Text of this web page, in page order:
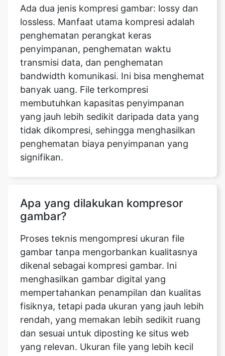
penyimpanan, penghematan waktu
transmisi data, dan penghematan
bandwidth komunikasi. Ini bisa menghemat
banyak uang. File terkompresi
membutuhkan kapasitas penyimpanan
yang jauh lebih sedikit daripada data yang
tidak dikompresi, sehingga menghasilkan
penghematan biaya penyimpanan yang
signifikan.
Apa yang dilakukan kompresor
gambar tanpa mengorbankan kualitasnya
dikenal sebagai kompresi gambar. Ini
menghasilkan gambar digital yang
mempertahankan penampilan dan kualitas
fisiknya, tetapi pada ukuran yang jauh lebih
rendah, yang memakan lebih sedikit ruang
dan sesuai untuk diposting ke situs web
yang relevan. Ukuran file yang lebih kecil
membantu Anda menyimpan gambar
secara lebih ekonomis dan efisien, karena
jumlah ruang memori yang dibutuhkan